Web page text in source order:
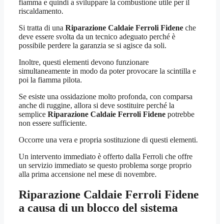
fiamma e quindi a sviluppare la combustione utile per il
riscaldamento.
Si tratta di una Riparazione Caldaie Ferroli Fidene che
deve essere svolta da un tecnico adeguato perché è
possibile perdere la garanzia se si agisce da soli.
Inoltre, questi elementi devono funzionare
simultaneamente in modo da poter provocare la scintilla e
poi la fiamma pilota.
Se esiste una ossidazione molto profonda, con comparsa
anche di ruggine, allora si deve sostituire perché la
semplice Riparazione Caldaie Ferroli Fidene potrebbe
non essere sufficiente.
Occorre una vera e propria sostituzione di questi elementi.
Un intervento immediato è offerto dalla Ferroli che offre
un servizio immediato se questo problema sorge proprio
alla prima accensione nel mese di novembre.
Riparazione Caldaie Ferroli Fidene
a causa di un blocco del sistema